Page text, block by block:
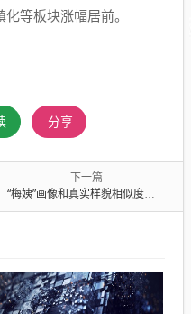
等板块涨幅居前。
分享
下一篇
“梅姨”画像和真实样貌相似度有多高？“神笔警探”回应→